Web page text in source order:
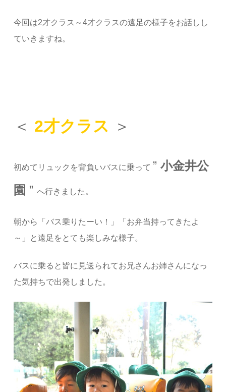
今回は2才クラス～4才クラスの遠足の様子をお話しし
ていきますね。
＜ 2才クラス ＞
初めてリュックを背負いバスに乗って ”小金井公
園 ”へ行きました。
朝から「バス乗りたーい！」「お弁当持ってきたよ
～」と遠足をとても楽しみな様子。
バスに乗ると皆に見送られてお兄さんお姉さんになっ
た気持ちで出発しました。